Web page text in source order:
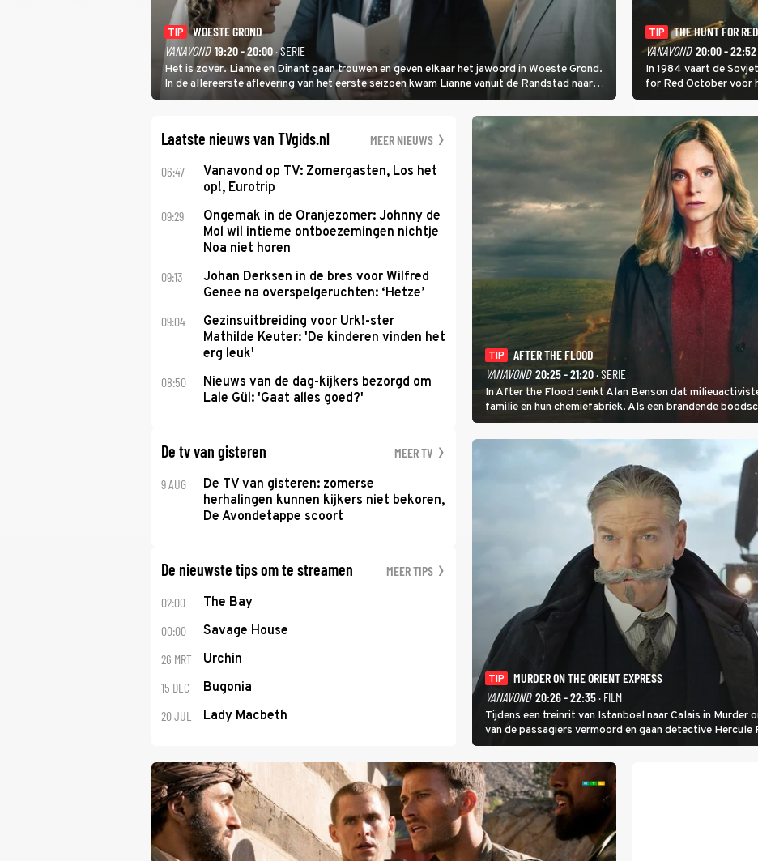
TIP
WOESTE GROND
VANAVOND 19:20 - 20:00· SERIE
Het is zover. Lianne en Dinant gaan trouwen en geven elkaar het jawoord in Woeste Grond.
In de allereerste aflevering van het eerste seizoen kwam Lianne vanuit de Randstad naar
Twente. Daar is ze inmiddels helemaal op haar plek.
TIP
THE HUNT FOR
VANAVOND 20:00 - 22:52
In 1984 vaart de
for Red October voor
plannen van kapitein
Laatste nieuws van TVgids.nl MEER NIEUWS
06:47
Vanavond op TV: Zomergasten, Los het
op!, Eurotrip
09:29
Ongemak in de Oranjezomer: Johnny de
Mol wil intieme ontboezemingen nichtje
Noa niet horen
09:13
Johan Derksen in de bres voor Wilfred
Genee na overspelgeruchten: ‘Hetze’
09:04
Gezinsuitbreiding voor Urk!-ster
Mathilde Keuter: 'De kinderen vinden het
erg leuk'
08:50
Nieuws van de dag-kijkers bezorgd om
Lale Gül: 'Gaat alles goed?'
De tv van gisteren MEER TV
9 AUG
De TV van gisteren: zomerse
herhalingen kunnen kijkers niet bekoren,
De Avondetappe scoort
De nieuwste tips om te streamen MEER TIPS
02:00 The Bay
00:00 Savage House
26 MRT Urchin
15 DEC Bugonia
20 JUL Lady Macbeth
TIP
AFTER THE FLOOD
VANAVOND 20:25 - 21:20· SERIE
In After the Flood denkt Alan Benson dat
familie en hun chemiefabriek. Als een brandende
zet, besluit Jo Marshall de jonge Finn Allen aan de tand
TIP
MURDER ON THE ORIENT EXPRESS
VANAVOND 20:26 - 22:35· FILM
Tijdens een treinrit van Istanboel naar Calais in Murder
van de passagiers vermoord en gaan detective
van de andere treinreizigers de dader is.